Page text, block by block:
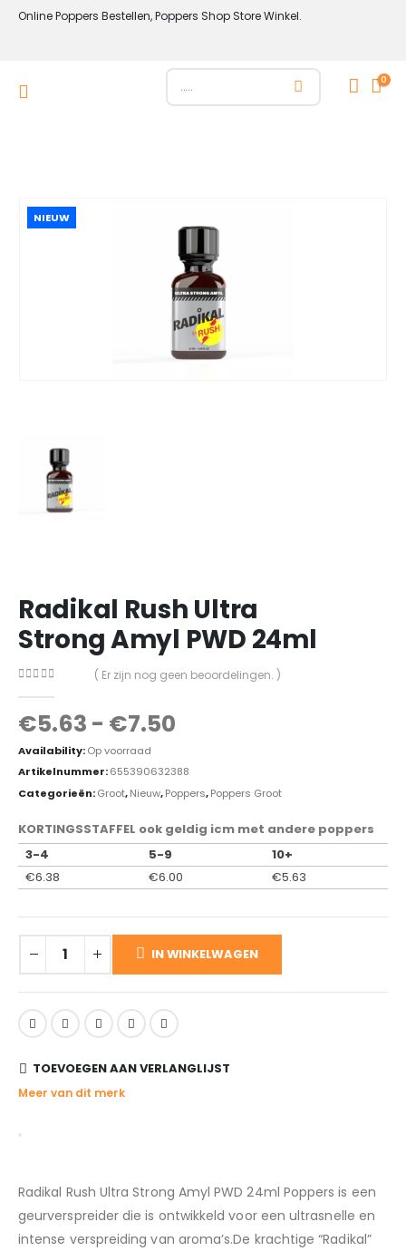
Online Poppers Bestellen, Poppers Shop Store Winkel.
0
NIEUW
Radikal Rush Ultra
Strong Amyl PWD 24ml
( Er zijn nog geen beoordelingen. )
€5.63 - €7.50
Availability:Op voorraad
Artikelnummer:655390632388
Categorieën:Groot,Nieuw,Poppers,Poppers Groot
KORTINGSSTAFFEL ook geldig icm met andere poppers
3-4
5-9
10+
€6.38 €6.00 €5.63
IN WINKELWAGEN
TOEVOEGEN AAN VERLANGLIJST
Meer van dit merk
Radikal Rush Ultra Strong Amyl PWD 24ml Poppers is een
geurverspreider die is ontwikkeld voor een ultrasnelle en
intense verspreiding van aroma’s.De krachtige “Radikal”